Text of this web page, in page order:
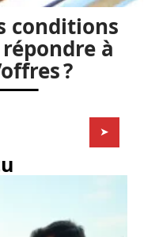
conditions
à
?